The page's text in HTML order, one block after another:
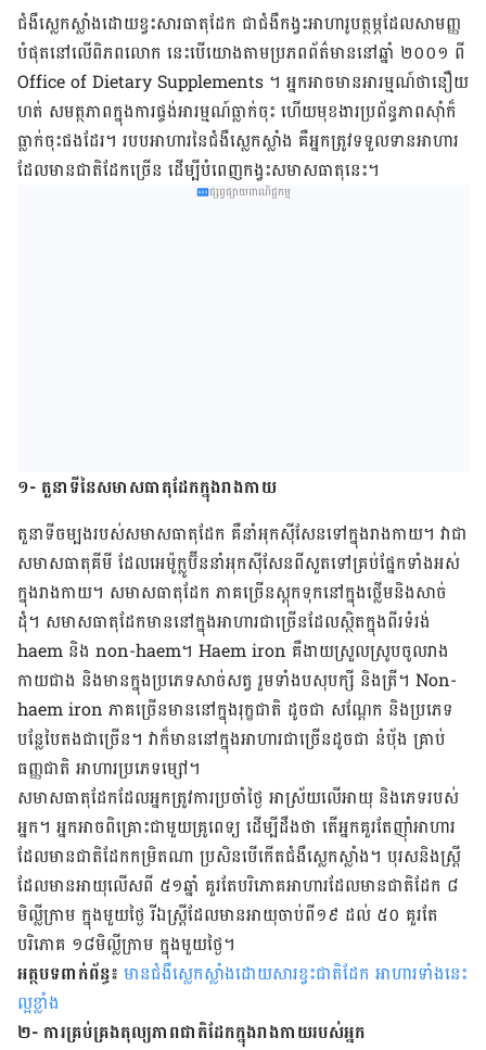
ជំងឺ​ស្លេក​ស្លាំង​ដោយ​ខ្វះ​សារធាតុ​ដែក ជា​ជំងឺ​កង្វះ​អាហារូបត្ថម្ភ​ដែល​សាមញ្ញ​
បំផុត​នៅ​លើ​ពិភពលោក នេះ​បើ​យោង​តាម​ប្រភព​ព័ត៌មាន​នៅ​ឆ្នាំ ២០០១ ពី
Office of Dietary Supplements ។ អ្នក​អាច​មាន​អារម្មណ៍​ថា​នឿយ​
ហត់ សមត្ថភាព​ក្នុង​ការ​ផ្ចង់​អារម្មណ៍​ធ្លាក់​ចុះ ហើយ​មុខងារ​ប្រព័ន្ធ​ភាព​ស៊ាំ​ក៏​
ធ្លាក់​ចុះ​ផង​ដែរ។ របប​អាហារ​នៃ​ជំងឺ​ស្លេកស្លាំង គឺ​អ្នក​ត្រូវ​ទទួល​ទាន​អាហារ​
ដែល​មាន​ជាតិ​ដែក​ច្រើន ដើម្បី​បំពេញ​កង្វះ​សមាស​ធាតុ​នេះ។
ផ្សព្វផ្សាយពាណិជ្ជកម្ម
១- តួ​នាទី​នៃ​សមាសធាតុ​ដែក​ក្នុង​រាងកាយ
តួ​នាទី​ចម្បង​របស់​សមាស​ធាតុ​ដែក គឺ​នាំ​អុកស៊ីសែន​ទៅ​ក្នុង​រាង​កាយ។ វា​ជា​
សមាសធាតុ​គីមី ដែល​អេម៉ូក្លូប៊ីន​នាំ​អុកស៊ីសែន​ពី​សួត​ទៅ​គ្រប់​ផ្នែក​ទាំង​អស់​
ក្នុង​រាងកាយ។ សមាស​ធាតុ​ដែក ភាគ​ច្រើន​ស្តុក​ទុក​នៅ​ក្នុង​ថ្លើម​និង​សាច់​
ដុំ។ សមាស​ធាតុ​ដែក​មាន​នៅ​ក្នុង​អាហារ​ជា​ច្រើន​ដែល​ស្ថិត​ក្នុង​ពីរ​ទំរង់
haem និង non-haem។ Haem iron គឺ​ងាយ​ស្រួល​ស្រូប​ចូល​រាង​
កាយ​ជាង និង​មាន​ក្នុង​ប្រភេទ​សាច់​សត្វ រួម​ទាំង​បសុបក្សី និង​ត្រី។ Non-
haem iron ភាគ​ច្រើន​មាន​នៅ​ក្នុង​រុក្ខជាតិ​ ដូច​ជា សណ្តែក និង​ប្រភេទ​
បន្លែ​បៃតង​ជា​ច្រើន។ វា​ក៏​មាន​នៅ​ក្នុង​អាហារ​ជា​ច្រើន​ដូច​ជា នំបុ័ង គ្រាប់​
ធញ្ញជាតិ អាហារ​ប្រភេទ​ម្សៅ។
សមាស​ធាតុ​ដែក​ដែល​អ្នក​ត្រូវ​ការ​ប្រចាំ​ថ្ងៃ អាស្រ័យ​លើ​អាយុ ​និង​ភេទ​របស់​
អ្នក។ អ្នក​អាច​ពិគ្រោះ​ជាមួយ​គ្រូពេទ្យ ដើម្បី​ដឹង​ថា តើ​អ្នក​គួរ​តែ​ញ៉ាំ​អាហារ​
ដែល​មាន​ជាតិ​ដែក​កម្រិត​ណា ប្រសិន​បើ​កើត​ជំងឺ​ស្លេកស្លាំង។ បុរស​និង​ស្ត្រី​
ដែល​មាន​អាយុ​លើស​ពី ៥១ឆ្នាំ គួរ​តែ​បរិភោគ​អាហារ​ដែល​មាន​ជាតិ​ដែក ៨​
មិល្លីក្រាម ក្នុង​មួយ​ថ្ងៃ រី​ឯស្ត្រី​ដែល​មាន​អាយុ​ចាប់​ពី​១៩ ដល់ ៥០ គួរ​តែ​
បរិភោគ ១៨មិល្លីក្រាម ក្នុង​មួយ​ថ្ងៃ។
អត្ថបទពាក់ព័ន្ធ៖ មានជំងឺស្លេកស្លាំងដោយសារខ្វះជាតិដែក អាហារទាំងនេះ
ល្អខ្លាំង
២- ការ​គ្រប់គ្រង​តុល្យភាព​ជាតិ​ដែក​ក្នុង​រាងកាយ​របស់​អ្នក